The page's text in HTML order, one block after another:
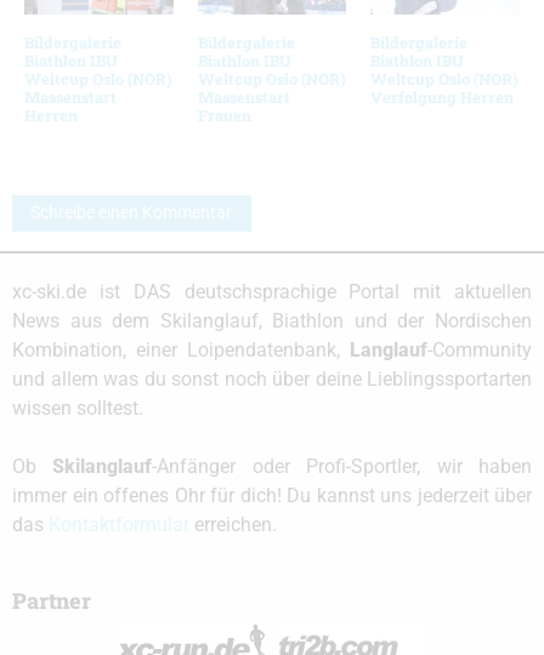
Bildergalerie
Biathlon IBU
Weltcup Oslo (NOR)
Massenstart
Herren
Bildergalerie
Biathlon IBU
Weltcup Oslo (NOR)
Massenstart
Frauen
Bildergalerie
Biathlon IBU
Weltcup Oslo (NOR)
Verfolgung Herren
Schreibe einen Kommentar
xc-ski.de ist DAS deutschsprachige Portal mit aktuellen
News aus dem Skilanglauf, Biathlon und der Nordischen
Kombination, einer Loipendatenbank,
Langlauf-Community
und allem was du sonst noch über deine Lieblingssportarten
wissen solltest.
Ob Skilanglauf-Anfänger oder Profi-Sportler, wir haben
immer ein offenes Ohr für dich! Du kannst uns jederzeit über
das
erreichen.
Partner